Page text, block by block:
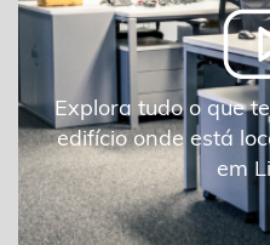
Explora tudo o que
edifício onde está
em